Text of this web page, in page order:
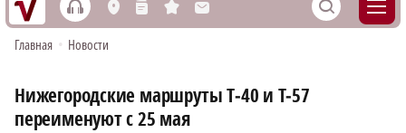
h L n s M S
Главная • Новости
Нижегородские маршруты Т‑40 и Т‑57
переименуют с 25 мая